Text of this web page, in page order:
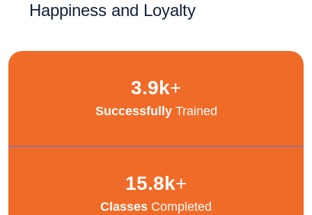
Happiness and Loyalty
3.9k+
SuccessfullyTrained
15.8k+
Classes Completed